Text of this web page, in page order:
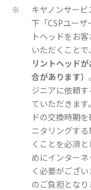
※
キヤノンサー
下「CSPユー
トヘッドをお
いただくこと
リントヘッド
合があります）
ジニアに依頼
ていただきま
ドの交換時期
ニタリングす
くことを必須
めにインター
く必要がござ
のご負担とな